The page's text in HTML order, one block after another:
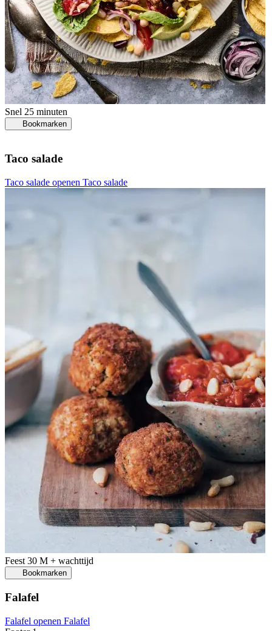
Snel 25 minuten
Bookmarken
Taco salade
Taco salade openen Taco salade
Feest 30 M + wachttijd
Bookmarken
Falafel
Falafel openen Falafel